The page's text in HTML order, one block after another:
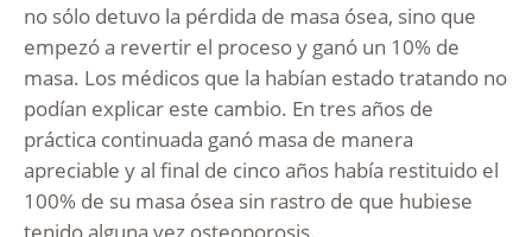
no sólo detuvo la pérdida de masa ósea, sino que
empezó a revertir el proceso y ganó un 10% de
masa. Los médicos que la habían estado tratando no
podían explicar este cambio. En tres años de
práctica continuada ganó masa de manera
apreciable y al final de cinco años había restituido el
100% de su masa ósea sin rastro de que hubiese
tenido alguna vez osteoporosis.